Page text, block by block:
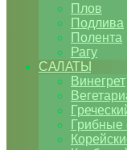
Плов
Подлива
Полента
Рагу
САЛАТЫ
Винегрет
Грибные